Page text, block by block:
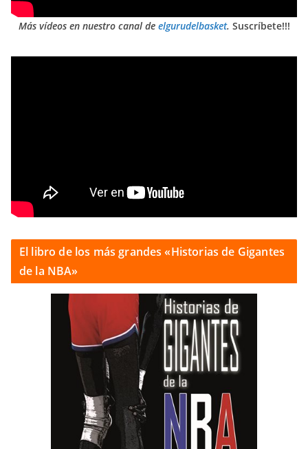
Más vídeos en nuestro canal de elgurudelbasket. Suscríbete!!!
El libro de los más grandes «Historias de Gigantes
de la NBA»